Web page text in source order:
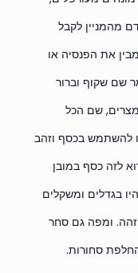
מהמניין לקבל
את הפנסיה או
שם שקוף וברור
שם הכל
התחילו להשתמש בכסף וזהב
לזה כסף במובן
בגדלים ומשקלים
ומפה גם סחר
סחורות.